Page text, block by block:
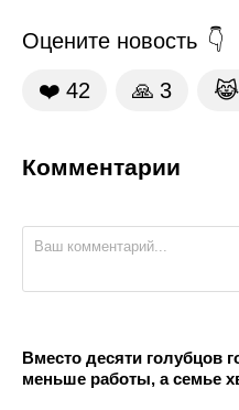
Оцените новость
❤️ 42 🙏 3 😹
Комментарии
Вместо десяти голубцов
меньше работы, а семье